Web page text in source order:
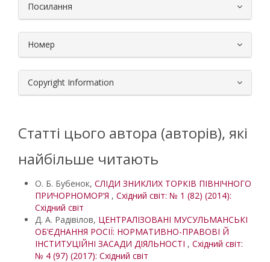
Посилання
Номер
Copyright Information
Статті цього автора (авторів), які
найбільше читають
О. Б. Бубенок, СЛІДИ ЗНИКЛИХ ТОРКІВ ПІВНІЧНОГО
ПРИЧОРНОМОР’Я , Східний світ: № 1 (82) (2014):
Східний світ
Д. А. Радівілов, ЦЕНТРАЛІЗОВАНІ МУСУЛЬМАНСЬКІ
ОБ’ЄДНАННЯ РОСІЇ: НОРМАТИВНО-ПРАВОВІ Й
ІНСТИТУЦІЙНІ ЗАСАДИ ДІЯЛЬНОСТІ , Східний світ:
№ 4 (97) (2017): Східний світ